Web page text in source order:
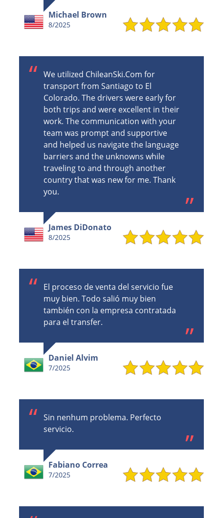
Michael Brown
8/2025
We utilized ChileanSki.Com for
transport from Santiago to El
Colorado. The drivers were early for
both trips and were excellent in their
work. The communication with your
team was prompt and supportive
and helped us navigate the language
barriers and the unknowns while
traveling to and through another
country that was new for me. Thank
you.
James DiDonato
8/2025
El proceso de venta del servicio fue
muy bien. Todo salió muy bien
también con la empresa contratada
para el transfer.
Daniel Alvim
7/2025
Sin nenhum problema. Perfecto
servicio.
Fabiano Correa
7/2025